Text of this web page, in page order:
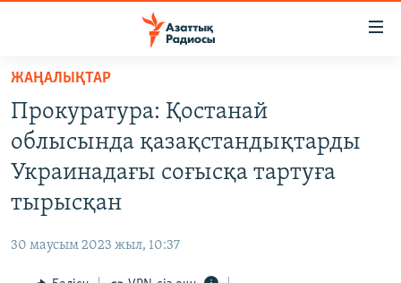
Skip
main
content
Skip
main
Skip
САЯСАТ
AZATTYQTV
ӘЛЕУМЕТ
ЖАҢАЛЫҚТАР
Прокуратура: Қостанай
облысында қазақстандықтарды
Украинадағы соғысқа тартуға
тырысқан
30 маусым 2023 жыл, 10:37